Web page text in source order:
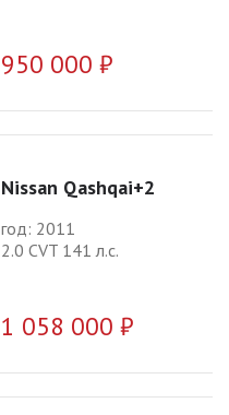
950 000 ₽
Nissan Qashqai+2
год: 2011
2.0 CVT 141 л.с.
1 058 000 ₽